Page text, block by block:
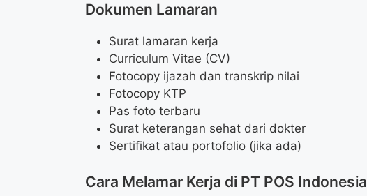
Dokumen Lamaran
Surat lamaran kerja
Curriculum Vitae (CV)
Fotocopy ijazah dan transkrip nilai
Fotocopy KTP
Pas foto terbaru
Surat keterangan sehat dari dokter
Sertifikat atau portofolio (jika ada)
Cara Melamar Kerja di PT POS Indonesia